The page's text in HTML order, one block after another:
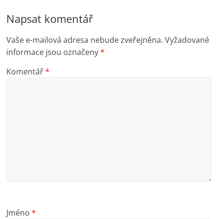
Napsat komentář
Vaše e-mailová adresa nebude zveřejněna. Vyžadované
informace jsou označeny*
Komentář*
Jméno*